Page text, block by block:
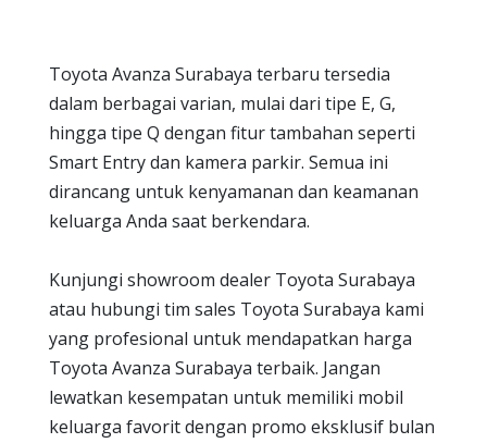
Toyota Avanza Surabaya terbaru tersedia
dalam berbagai varian, mulai dari tipe E, G,
hingga tipe Q dengan fitur tambahan seperti
Smart Entry dan kamera parkir. Semua ini
dirancang untuk kenyamanan dan keamanan
keluarga Anda saat berkendara.
Kunjungi showroom dealer Toyota Surabaya
atau hubungi tim sales Toyota Surabaya kami
yang profesional untuk mendapatkan harga
Toyota Avanza Surabaya terbaik. Jangan
lewatkan kesempatan untuk memiliki mobil
keluarga favorit dengan promo eksklusif bulan